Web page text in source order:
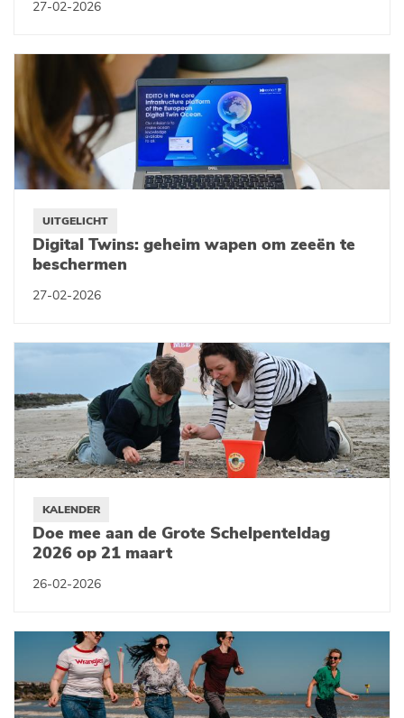
27-02-2026
UITGELICHT
Digital Twins: geheim wapen om zeeën te
beschermen
27-02-2026
KALENDER
Doe mee aan de Grote Schelpenteldag
2026 op 21 maart
26-02-2026